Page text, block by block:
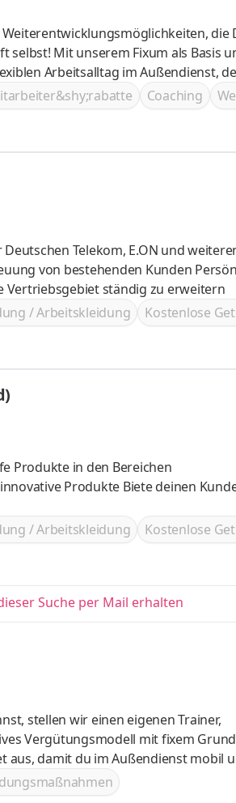
die
selbst! Mit unserem Fixum als Basis
Arbeitsalltag im Außendienst,
zu grenzenlosen
die Deine Leistungen
Coaching
Telekom, E.ON und
Vertriebsgebiet ständig zu erweitern
/ Arbeitskleidung Kostenlose
Produkte in den Bereichen
deinen Kunden eine
/ Arbeitskleidung Kostenlose
Suche per Mail erhalten
Vergütungsmodell mit fixem
und kannst einer vordefinierten Karriereleiter